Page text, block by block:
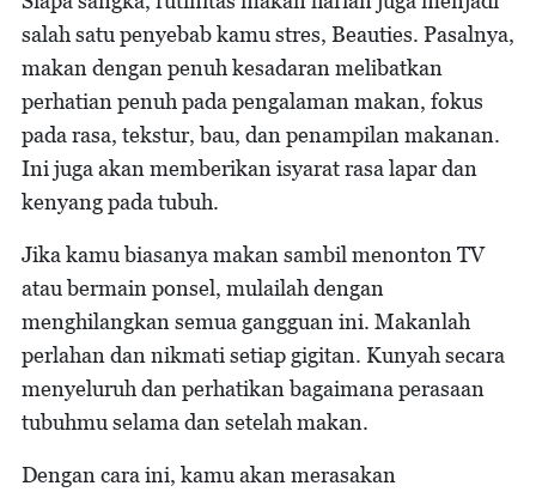
salah satu penyebab kamu stres, Beauties. Pasalnya,
makan dengan penuh kesadaran melibatkan
perhatian penuh pada pengalaman makan, fokus
pada rasa, tekstur, bau, dan penampilan makanan.
Ini juga akan memberikan isyarat rasa lapar dan
kenyang pada tubuh.
Jika kamu biasanya makan sambil menonton TV
atau bermain ponsel, mulailah dengan
menghilangkan semua gangguan ini. Makanlah
perlahan dan nikmati setiap gigitan. Kunyah secara
menyeluruh dan perhatikan bagaimana perasaan
tubuhmu selama dan setelah makan.
Dengan cara ini, kamu akan merasakan